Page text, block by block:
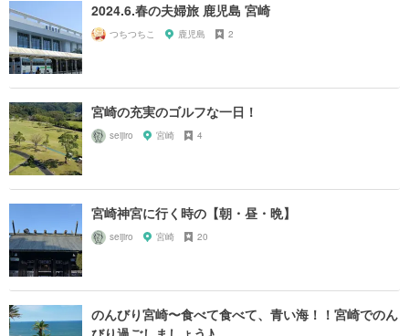
2024.6.春の夫婦旅 鹿児島 宮崎
つちつちこ 鹿児島 2
宮崎の充実のゴルフな一日！
seijiro 宮崎 4
宮崎神宮に行く時の【朝・昼・晩】
seijiro 宮崎 20
のんびり宮崎〜食べて食べて、青い海！！宮崎でのん